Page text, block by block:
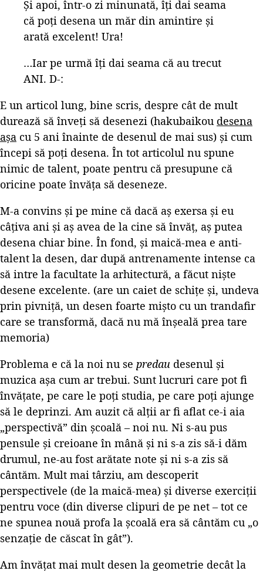
Și apoi, într-o zi minunată, îți dai seama
că poți desena un măr din amintire și
arată excelent! Ura!
…Iar pe urmă îți dai seama că au trecut
ANI. D-:
E un articol lung, bine scris, despre cât de mult
durează să înveți să desenezi (hakubaikou desena
așa cu 5 ani înainte de desenul de mai sus) și cum
începi să poți desena. În tot articolul nu spune
nimic de talent, poate pentru că presupune că
oricine poate învăța să deseneze.
M-a convins și pe mine că dacă aș exersa și eu
câțiva ani și aș avea de la cine să învăț, aș putea
desena chiar bine. În fond, și maică-mea e anti-
talent la desen, dar după antrenamente intense ca
să intre la facultate la arhitectură, a făcut niște
desene excelente. (are un caiet de schițe și, undeva
prin pivniță, un desen foarte mișto cu un trandafir
care se transformă, dacă nu mă înșeală prea tare
memoria)
Problema e că la noi nu se predau desenul și
muzica așa cum ar trebui. Sunt lucruri care pot fi
învățate, pe care le poți studia, pe care poți ajunge
să le deprinzi. Am auzit că alții ar fi aflat ce-i aia
„perspectivă” din școală – noi nu. Ni s-au pus
pensule și creioane în mână și ni s-a zis să-i dăm
drumul, ne-au fost arătate note și ni s-a zis să
cântăm. Mult mai târziu, am descoperit
perspectivele (de la maică-mea) și diverse exerciții
pentru voce (din diverse clipuri de pe net – tot ce
ne spunea nouă profa la școală era să cântăm cu „o
senzație de căscat în gât”).
Am învățat mai mult desen la geometrie decât la